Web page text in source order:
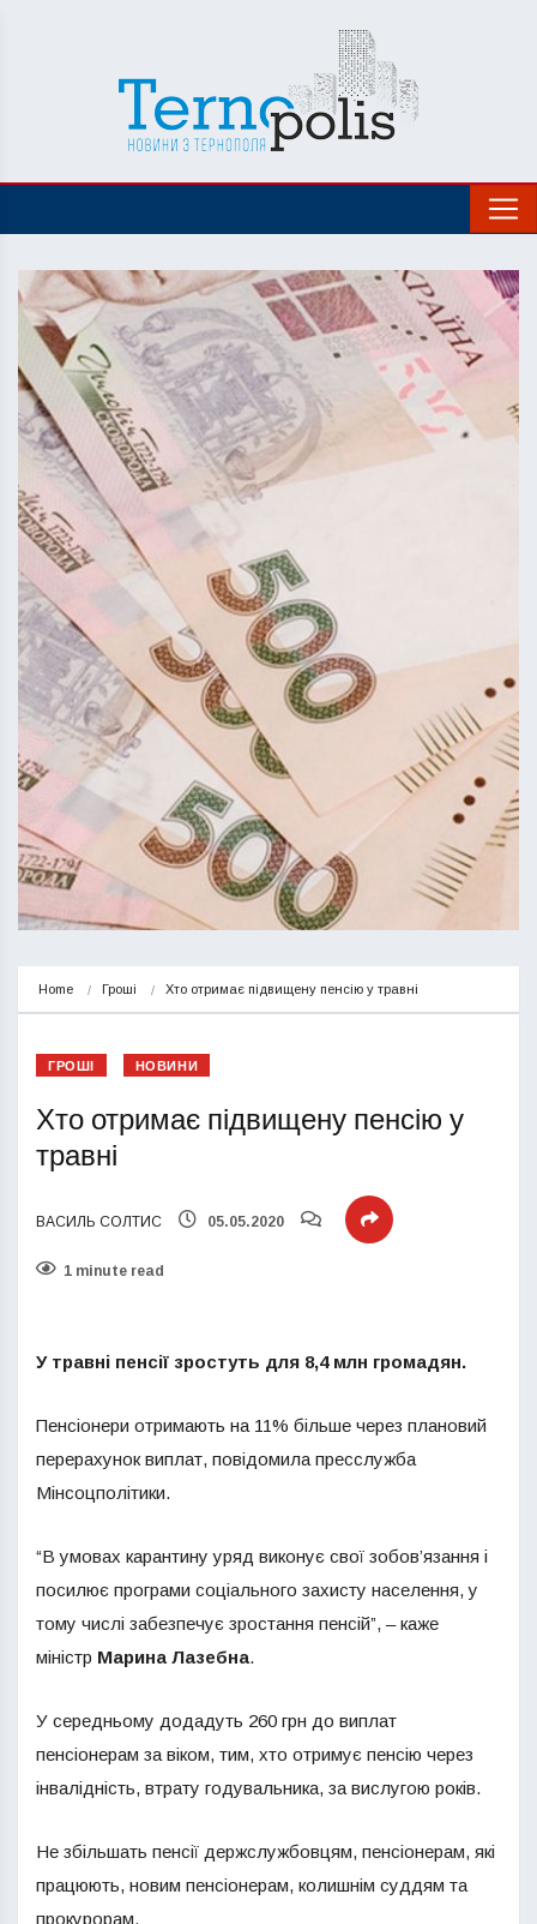
Home Гроші Хто отримає підвищену пенсію у травні
ГРОШІ НОВИНИ
Хто отримає підвищену пенсію у
травні
ВАСИЛЬ СОЛТИС 05.05.2020
1 minute read
У травні пенсії зростуть для 8,4 млн громадян.
Пенсіонери отримають на 11% більше через плановий
перерахунок виплат, повідомила пресслужба
Мінсоцполітики.
“В умовах карантину уряд виконує свої зобов’язання і
посилює програми соціального захисту населення, у
тому числі забезпечує зростання пенсій”, – каже
міністр Марина Лазебна.
У середньому додадуть 260 грн до виплат
пенсіонерам за віком, тим, хто отримує пенсію через
інвалідність, втрату годувальника, за вислугою років.
Не збільшать пенсії держслужбовцям, пенсіонерам, які
працюють, новим пенсіонерам, колишнім суддям та
прокурорам.